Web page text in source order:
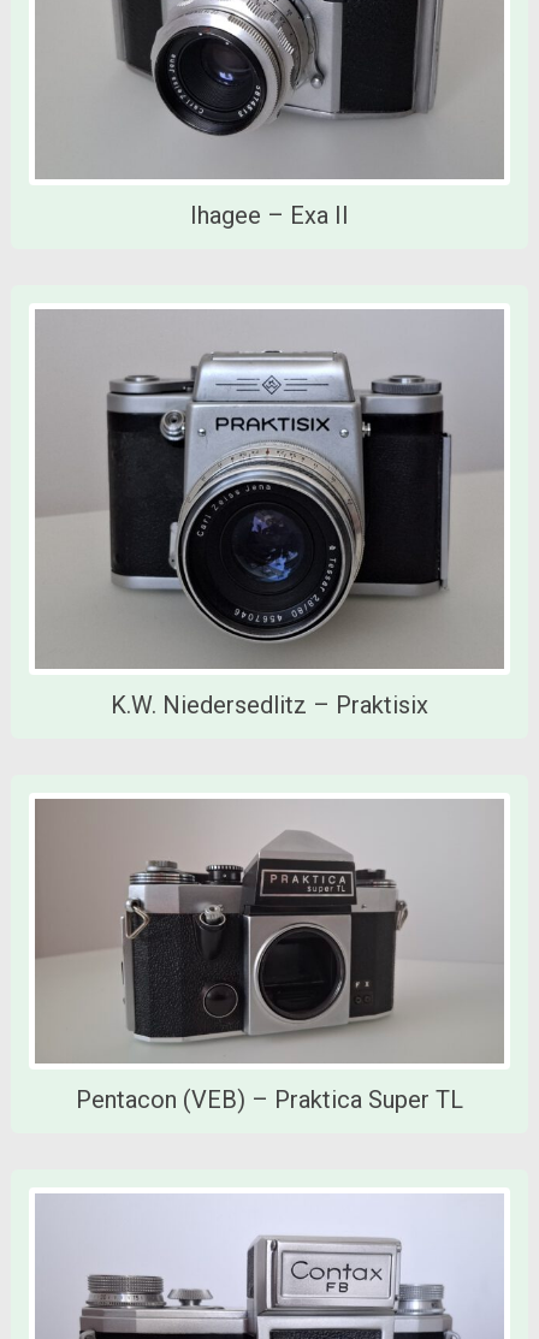
Ihagee – Exa II
K.W. Niedersedlitz – Praktisix
Pentacon (VEB) – Praktica Super TL